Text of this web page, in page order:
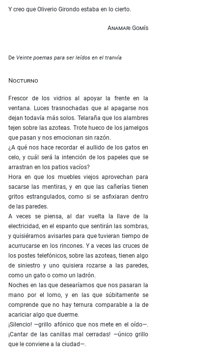
Y creo que Oliverio Girondo estaba en lo cierto.
Anamari Gomís
De Veinte poemas para ser leídos en el tranvía
Nocturno
Frescor de los vidrios al apoyar la frente en la
ventana. Luces trasnochadas que al apagarse nos
dejan todavía más solos. Telaraña que los alambres
tejen sobre las azoteas. Trote hueco de los jamelgos
que pasan y nos emocionan sin razón.
¿A qué nos hace recordar el aullido de los gatos en
celo, y cuál será la intención de los papeles que se
arrastran en los patios vacíos?
Hora en que los muebles viejos aprovechan para
sacarse las mentiras, y en que las cañerías tienen
gritos estrangulados, como si se asfixiaran dentro
de las paredes.
A veces se piensa, al dar vuelta la llave de la
electricidad, en el espanto que sentirán las sombras,
y quisiéramos avisarles para que tuvieran tiempo de
acurrucarse en los rincones. Y a veces las cruces de
los postes telefónicos, sobre las azoteas, tienen algo
de siniestro y uno quisiera rozarse a las paredes,
como un gato o como un ladrón.
Noches en las que desearíamos que nos pasaran la
mano por el lomo, y en las que súbitamente se
comprende que no hay ternura comparable a la de
acariciar algo que duerme.
¡Silencio! —grillo afónico que nos mete en el oído—.
¡Cantar de las canillas mal cerradas! —único grillo
que le conviene a la ciudad—.